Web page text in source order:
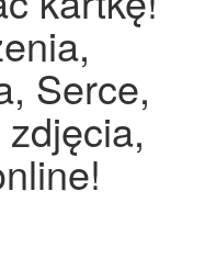
Serce,